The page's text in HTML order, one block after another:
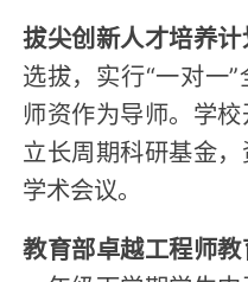
拔尖创新人才培养计
选拔，实行“一对一
师资作为导师。学
立长周期科研基金
学术会议。
教育部卓越工程师教